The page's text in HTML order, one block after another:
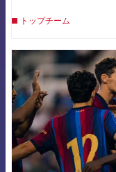
トップチーム